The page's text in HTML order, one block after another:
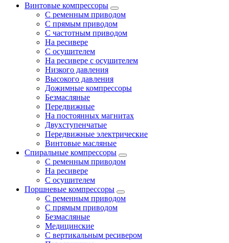
Винтовые компрессоры
С ременным приводом
С прямым приводом
С частотным приводом
На ресивере
С осушителем
На ресивере с осушителем
Низкого давления
Высокого давления
Дожимные компрессоры
Безмасляные
Передвижные
На постоянных магнитах
Двухступенчатые
Передвижные электрические
Винтовые масляные
Спиральные компрессоры
С ременным приводом
На ресивере
С осушителем
Поршневые компрессоры
С ременным приводом
С прямым приводом
Безмасляные
Медицинские
С вертикальным ресивером